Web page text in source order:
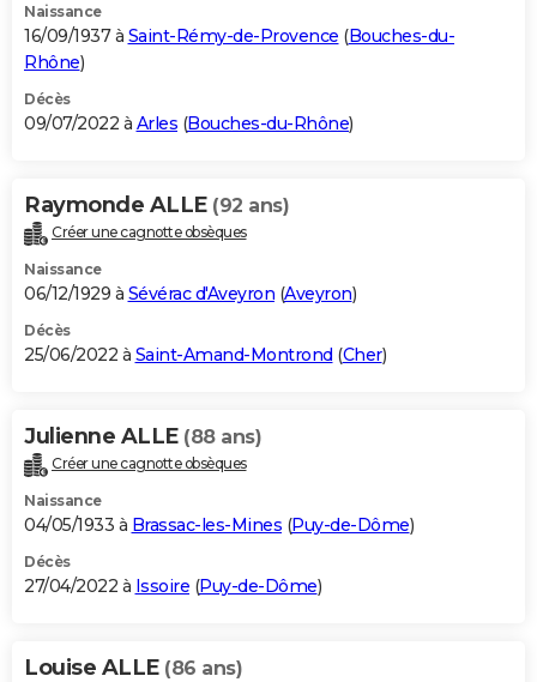
Naissance
16/09/1937 à Saint-Rémy-de-Provence (Bouches-du-
Rhône)
Décès
09/07/2022 à Arles (Bouches-du-Rhône)
Raymonde ALLE (92 ans)
Créer une cagnotte obsèques
Naissance
06/12/1929 à Sévérac d'Aveyron (Aveyron)
Décès
25/06/2022 à Saint-Amand-Montrond (Cher)
Julienne ALLE (88 ans)
Créer une cagnotte obsèques
Naissance
04/05/1933 à Brassac-les-Mines (Puy-de-Dôme)
Décès
27/04/2022 à Issoire (Puy-de-Dôme)
Louise ALLE (86 ans)